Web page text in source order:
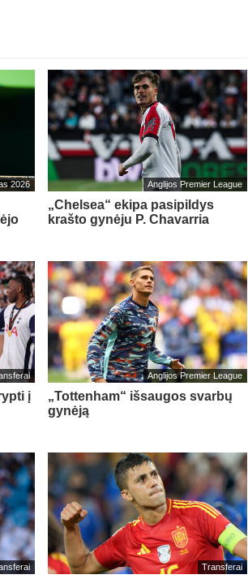
2026 Anglijos Premier League
„Chelsea“ ekipa pasipildys
krašto gynėju P. Chavarria
į
Anglijos Premier League
„Tottenham“ išsaugos svarbų
gynėją
Transferai